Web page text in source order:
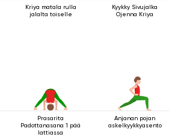
Kriya matala rulla
jalalta toiselle
Kyykky Sivujalka
Ojenna Kriya
Prasarita
Padottanasana 1 pää
lattiassa
Anjanan pojan
askelkyykkyasento